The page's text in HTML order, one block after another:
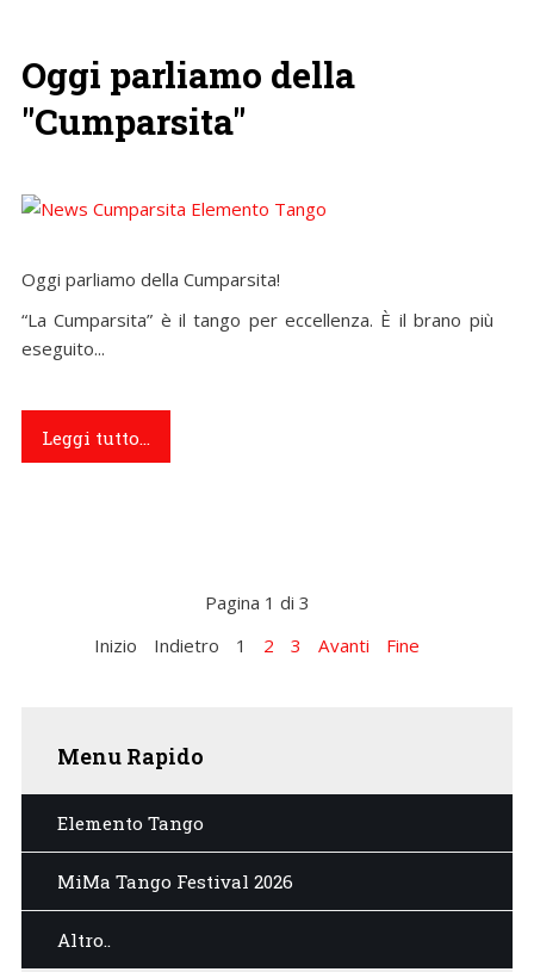
Oggi parliamo della
"Cumparsita"
Oggi parliamo della Cumparsita!
“La Cumparsita” è il tango per eccellenza. È il brano più
eseguito...
Leggi tutto...
Pagina 1 di 3
Inizio
Indietro 1 2 3 Avanti Fine
Menu Rapido
Elemento Tango
MiMa Tango Festival 2026
Altro..